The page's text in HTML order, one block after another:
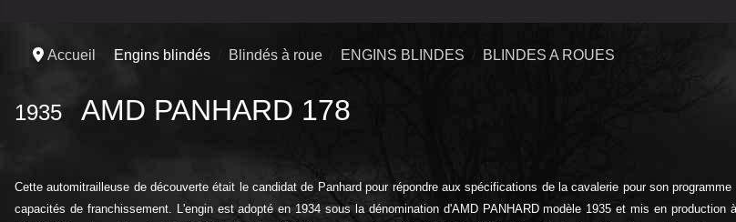
Accueil Engins blindés Blindés à roue ENGINS BLINDES BLINDES A ROUES
1935 AMD PANHARD 178
Cette automitrailleuse de découverte était le candidat de Panhard pour répondre aux spécifications de la cavalerie pour son
capacités de franchissement. L'engin est adopté en 1934 sous la dénomination d'AMD PANHARD modèle 1935 et mis en